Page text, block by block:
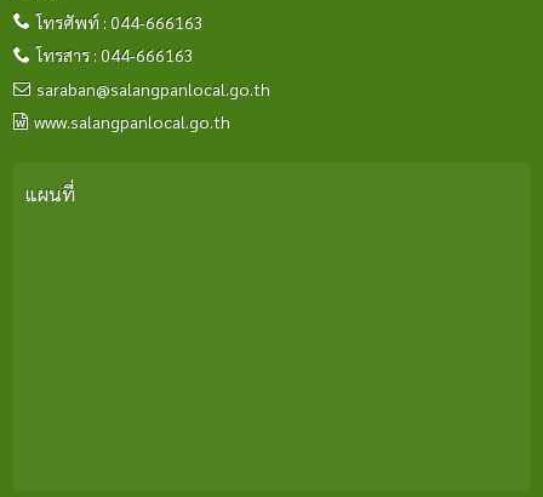
โทรศัพท์ : 044-666163
โทรสาร : 044-666163
saraban@salangpanlocal.go.th
www.salangpanlocal.go.th
แผนที่